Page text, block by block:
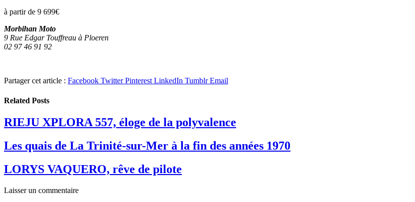
à partir de 9 699€
Morbihan Moto
9 Rue Edgar Touffreau à Ploeren
02 97 46 91 92
Partager cet article : Facebook Twitter Pinterest LinkedIn Tumblr Email
Related Posts
RIEJU XPLORA 557, éloge de la polyvalence
Les quais de La Trinité-sur-Mer à la fin des années 1970
LORYS VAQUERO, rêve de pilote
Laisser un commentaire